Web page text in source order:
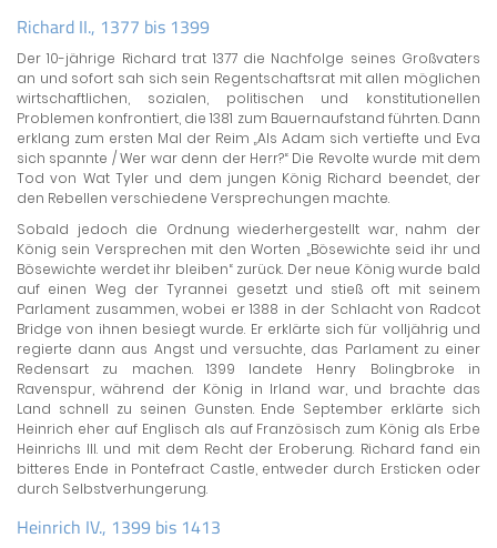
Richard II., 1377 bis 1399
Der 10-jährige Richard trat 1377 die Nachfolge seines Großvaters
an und sofort sah sich sein Regentschaftsrat mit allen möglichen
wirtschaftlichen, sozialen, politischen und konstitutionellen
Problemen konfrontiert, die 1381 zum Bauernaufstand führten. Dann
erklang zum ersten Mal der Reim „Als Adam sich vertiefte und Eva
sich spannte / Wer war denn der Herr?“ Die Revolte wurde mit dem
Tod von Wat Tyler und dem jungen König Richard beendet, der
den Rebellen verschiedene Versprechungen machte.
Sobald jedoch die Ordnung wiederhergestellt war, nahm der
König sein Versprechen mit den Worten „Bösewichte seid ihr und
Bösewichte werdet ihr bleiben“ zurück. Der neue König wurde bald
auf einen Weg der Tyrannei gesetzt und stieß oft mit seinem
Parlament zusammen, wobei er 1388 in der Schlacht von Radcot
Bridge von ihnen besiegt wurde. Er erklärte sich für volljährig und
regierte dann aus Angst und versuchte, das Parlament zu einer
Redensart zu machen. 1399 landete Henry Bolingbroke in
Ravenspur, während der König in Irland war, und brachte das
Land schnell zu seinen Gunsten. Ende September erklärte sich
Heinrich eher auf Englisch als auf Französisch zum König als Erbe
Heinrichs III. und mit dem Recht der Eroberung. Richard fand ein
bitteres Ende in Pontefract Castle, entweder durch Ersticken oder
durch Selbstverhungerung.
Heinrich IV., 1399 bis 1413